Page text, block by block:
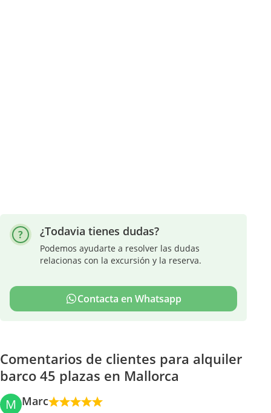
¿Todavia tienes dudas?
Podemos ayudarte a resolver las dudas
relacionas con la excursión y la reserva.
Contacta en Whatsapp
Comentarios de clientes para alquiler
barco 45 plazas en Mallorca
M Marc